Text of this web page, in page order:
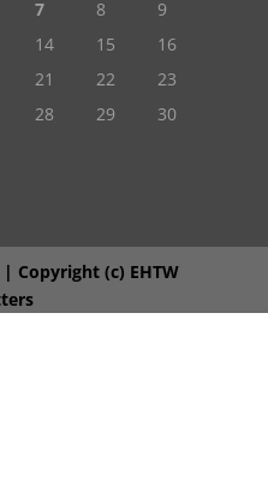
7 8
9
14 15
16
21 22
23
28 29
30
| Copyright (c) EHTW